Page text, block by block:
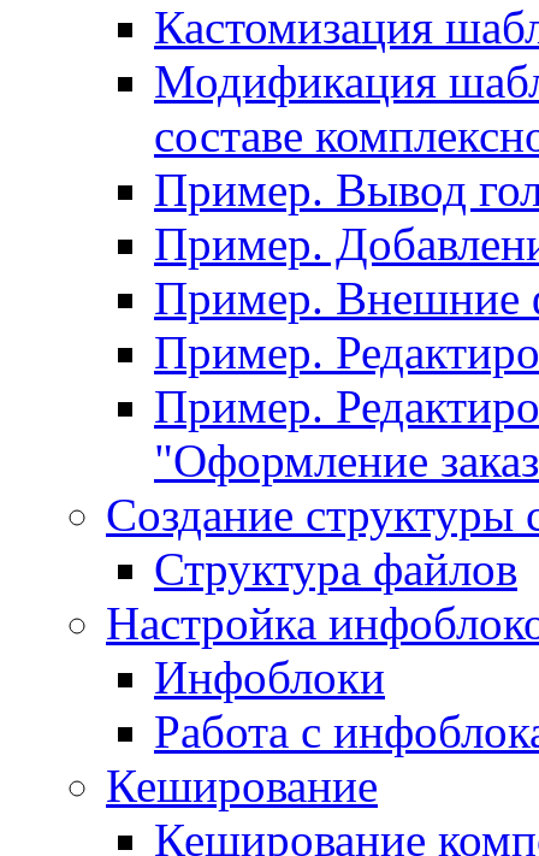
Кастомизация
Модификация
составе
Пример. Вывод
Пример.
Пример. Внешние
Пример.
Пример.
"Оформление
Создание структуры
Структура файлов
Настройка
Инфоблоки
Работа с
Кеширование
Кеширование